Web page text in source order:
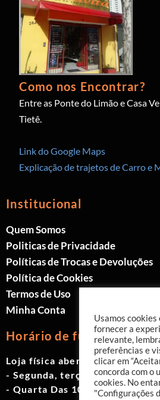
Como nos Encontrar?
Entre as Ponte do Limão e Casa
Tietê.
Link do Google Maps
Explicação de trajetos de Carro e
Institucional
Quem Somos
Politicas de Privacidade
Políticas de Trocas e Devoluções
Política de Cookies
Termos de Uso
Minha Conta
Horário de
Loja física aberta de Segunda à
- Segunda, terça e quinta das
- Quarta Das 10h às 18h
Usamos cookies
fornecer a
relevante,
preferências e
clicar em
concorda com o
cookies. No
"Configurações